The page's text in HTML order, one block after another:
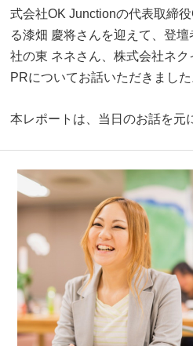
式会社OK Junctionの代表取締
る漆畑 慶将さんを迎えて、登
社の東 ネネさん、株式会社ネ
PRについてお話いただきました
本レポートは、当日のお話を元